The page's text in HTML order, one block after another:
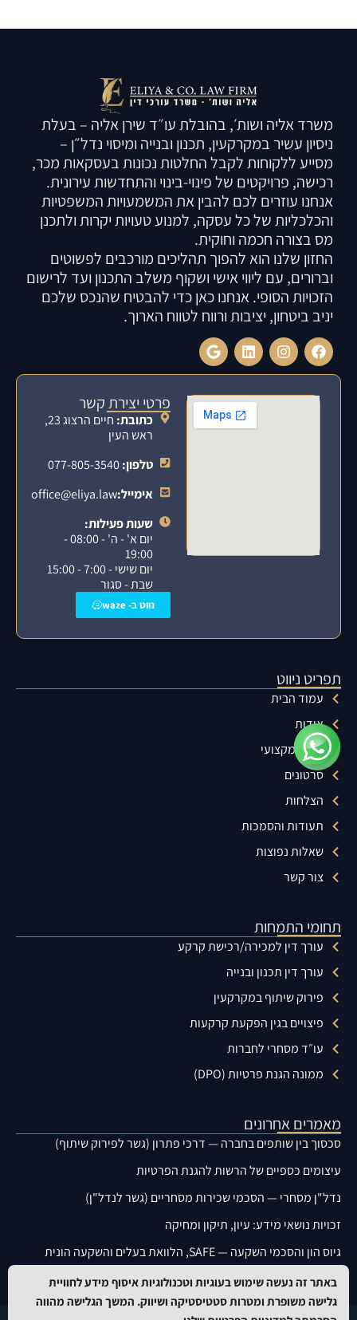
משרד אליה ושות׳, בהובלת עו״ד שירן אליה – בעלת
ניסיון עשיר במקרקעין, תכנון ובנייה ומיסוי נדל״ן –
מסייע ללקוחות לקבל החלטות נכונות בעסקאות מכר,
רכישה, פרויקטים של פינוי-בינוי והתחדשות עירונית.
אנחנו עוזרים לכם להבין את המשמעויות המשפטיות
והכלכליות של כל עסקה, למנוע טעויות יקרות ולתכנן
מס בצורה חכמה וחוקית.
החזון שלנו הוא להפוך תהליכים מורכבים לפשוטים
וברורים, עם ליווי אישי ושקוף משלב התכנון ועד לרישום
הזכויות הסופי. אנחנו כאן כדי להבטיח שהנכס שלכם
יניב ביטחון, יציבות ורווח לטווח הארוך.
פרטי יצירת קשר
כתובת:
חיים הרצוג 23,
ראש העין
טלפון:077-805-3540
אימייל:office@eliya.law
שעות פעילות:
יום א' - ה' - 08:00 -
19:00
יום שישי - 7:00 - 15:00
שבת - סגור
נווט ב- waze
תפריט ניווט
עמוד הבית
אודות
מידע מקצועי
סרטונים
הצלחות
תעודות והסמכות
שאלות נפוצות
צור קשר
תחומי התמחות
עורך דין למכירה/רכישת קרקע
עורך דין תכנון ובנייה
פירוק שיתוף במקרקעין
פיצויים בגין הפקעת קרקעות
עו״ד מסחרי לחברות
ממונה הגנת פרטיות (DPO)
מאמרים אחרונים
סכסוך בין שותפים בחברה — דרכי פתרון (גשר לפירוק שיתוף)
עיצומים כספיים של הרשות להגנת הפרטיות
נדל"ן מסחרי — הסכמי שכירות מסחריים (גשר לנדל"ן)
זכויות נושאי מידע: עיון, תיקון ומחיקה
גיוס הון והסכמי השקעה — SAFE, הלוואת בעלים והשקעה הונית
תקנות אבטחת מידע — מה הארגון חייב ליישם
באתר זה נעשה שימוש בעוגיות וטכנולוגיות איסוף מידע לחוויית
גלישה משופרת ומטרות סטטיסטיקה ושיווק. המשך הגלישה מהווה